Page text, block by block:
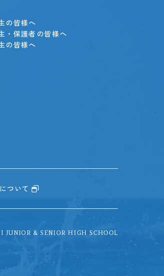
の皆様へ
・保護者の皆様へ
の皆様へ
ついて
JUNIOR & SENIOR HIGH SCHOOL